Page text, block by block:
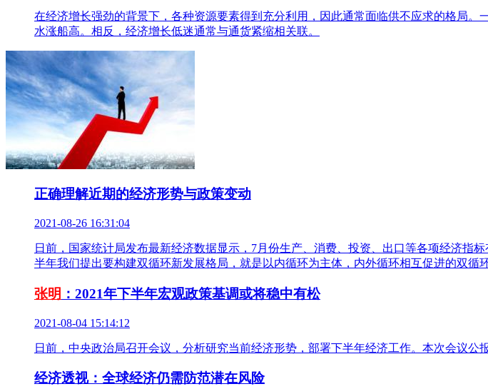
在经济增长强劲的背景下，各种资源要素得到充分利用，因此通常面临供不应求的格局
水涨船高。相反，经济增长低迷通常与通货紧缩相关联。
正确理解近期的经济形势与政策变动
2021-08-26 16:31:04
日前，国家统计局发布最新经济数据显示，7月份生产、消费、投资、出口等各项经济指
半年我们提出要构建双循环新发展格局，就是以内循环为主体，内外循环相互促进的双
张明 ：2021年下半年宏观政策基调或将稳中有松
2021-08-04 15:14:12
日前，中央政治局召开会议，分析研究当前经济形势，部署下半年经济工作。本次会议
经济透视：全球经济仍需防范潜在风险